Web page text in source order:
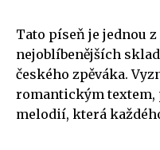
Tato píseň je jednou
nejoblíbenějších
českého zpěváka.
romantickým textem,
melodií, která